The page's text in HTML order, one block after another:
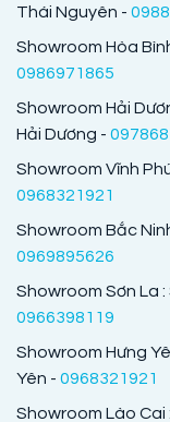
Thái Nguyên -
Showroom Hòa
0986971865
Showroom Hải
Hải Dương -
Showroom Vĩnh
0968321921
Showroom Bắc
0969895626
Showroom Sơn La :
0966398119
Showroom Hưng
Yên - 0968321921
Showroom Lào Cai